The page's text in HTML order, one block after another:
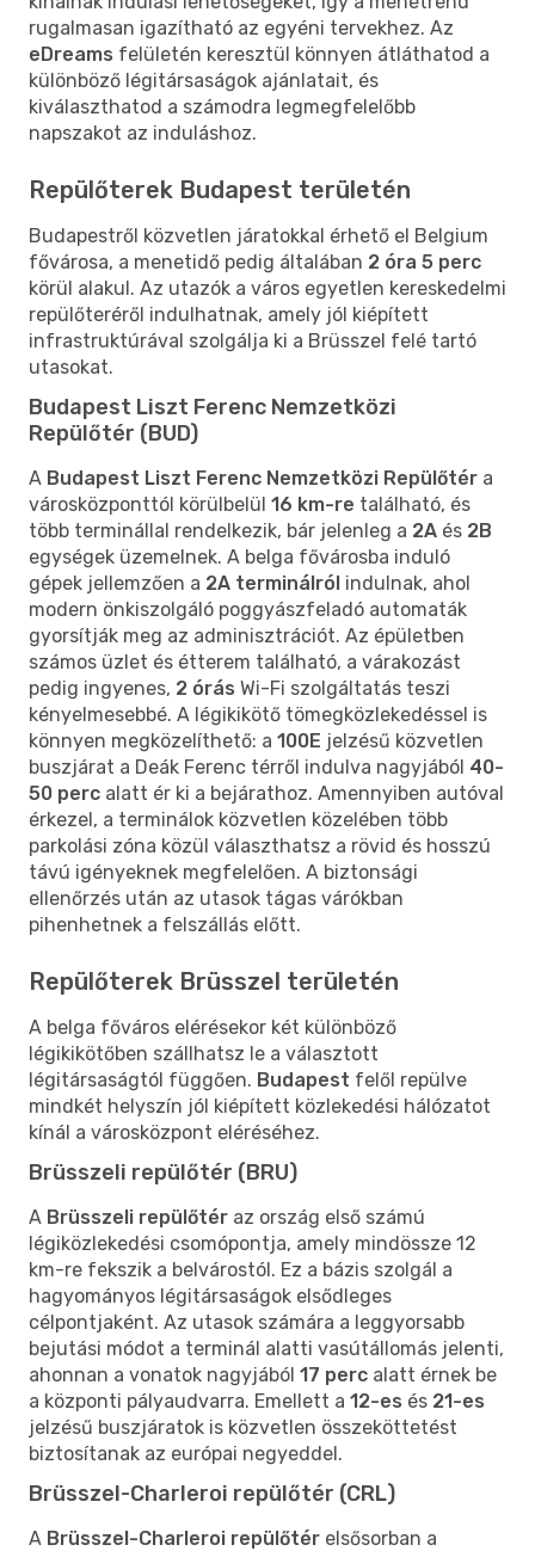
rugalmasan igazítható az egyéni tervekhez. Az
eDreams felületén keresztül könnyen átláthatod a
különböző légitársaságok ajánlatait, és
kiválaszthatod a számodra legmegfelelőbb
napszakot az induláshoz.
Repülőterek Budapest területén
Budapestről közvetlen járatokkal érhető el Belgium
fővárosa, a menetidő pedig általában 2 óra 5 perc
körül alakul. Az utazók a város egyetlen kereskedelmi
repülőteréről indulhatnak, amely jól kiépített
infrastruktúrával szolgálja ki a Brüsszel felé tartó
utasokat.
Budapest Liszt Ferenc Nemzetközi
Repülőtér (BUD)
A Budapest Liszt Ferenc Nemzetközi Repülőtér a
városközponttól körülbelül 16 km-re található, és
több terminállal rendelkezik, bár jelenleg a 2A és 2B
egységek üzemelnek. A belga fővárosba induló
gépek jellemzően a 2A terminálról indulnak, ahol
modern önkiszolgáló poggyászfeladó automaták
gyorsítják meg az adminisztrációt. Az épületben
számos üzlet és étterem található, a várakozást
pedig ingyenes, 2 órás Wi-Fi szolgáltatás teszi
kényelmesebbé. A légikikötő tömegközlekedéssel is
könnyen megközelíthető: a 100E jelzésű közvetlen
buszjárat a Deák Ferenc térről indulva nagyjából 40-
50 perc alatt ér ki a bejárathoz. Amennyiben autóval
érkezel, a terminálok közvetlen közelében több
parkolási zóna közül választhatsz a rövid és hosszú
távú igényeknek megfelelően. A biztonsági
ellenőrzés után az utasok tágas várókban
pihenhetnek a felszállás előtt.
Repülőterek Brüsszel területén
A belga főváros elérésekor két különböző
légikikötőben szállhatsz le a választott
légitársaságtól függően. Budapest felől repülve
mindkét helyszín jól kiépített közlekedési hálózatot
kínál a városközpont eléréséhez.
Brüsszeli repülőtér (BRU)
A Brüsszeli repülőtér az ország első számú
légiközlekedési csomópontja, amely mindössze 12
km-re fekszik a belvárostól. Ez a bázis szolgál a
hagyományos légitársaságok elsődleges
célpontjaként. Az utasok számára a leggyorsabb
bejutási módot a terminál alatti vasútállomás jelenti,
ahonnan a vonatok nagyjából 17 perc alatt érnek be
a központi pályaudvarra. Emellett a 12-es és 21-es
jelzésű buszjáratok is közvetlen összeköttetést
biztosítanak az európai negyeddel.
Brüsszel-Charleroi repülőtér (CRL)
A Brüsszel-Charleroi repülőtér elsősorban a